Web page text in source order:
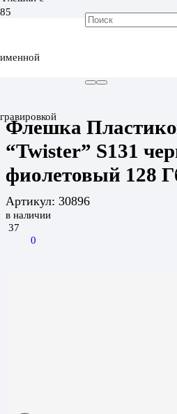
именной
гравировкой
ФЛЕШКА ПЛАСТИКОВАЯ ТВИСТЕР
Флешка
“Twister” S131
фиолетовый 128
Артикул: 30896
в наличии
37
0